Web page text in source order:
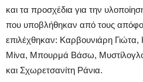
και τα προσχέδια για την
που υποβλήθηκαν από τους
επιλέχθηκαν: Καρβουνιάρη
Μίνα, Μπουρμά Βάσω,
και Σχωρετσανίτη Ράνια.